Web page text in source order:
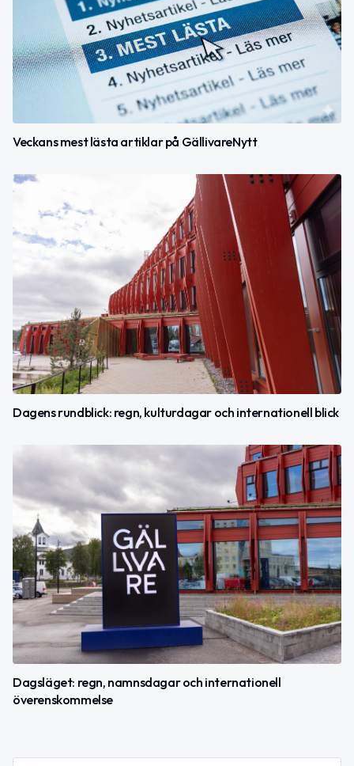
Veckans mest lästa artiklar på GällivareNytt
Dagens rundblick: regn, kulturdagar och internationell blick
Dagsläget: regn, namnsdagar och internationell
överenskommelse